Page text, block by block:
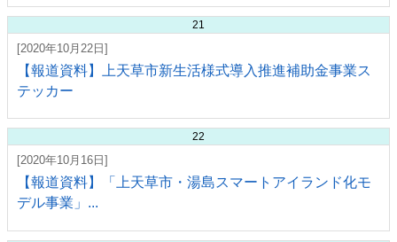
21
[2020年10月22日]
【報道資料】上天草市新生活様式導入推進補助金事業ス
テッカー
22
[2020年10月16日]
【報道資料】「上天草市・湯島スマートアイランド化モ
デル事業」...